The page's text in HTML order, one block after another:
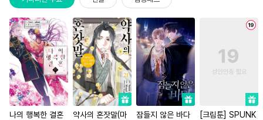
나의 행복한 결혼
약사의 혼잣말(마
잠들지 않은 바다
[크림툰] SPUNK